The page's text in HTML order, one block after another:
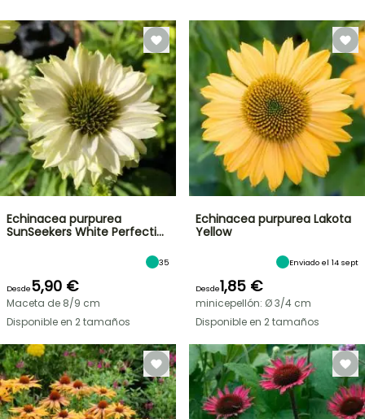
Echinacea purpurea
SunSeekers White Perfecti…
35
Desde5,90 €
Maceta de 8/9 cm
Disponible en 2 tamaños
Echinacea purpurea Lakota
Yellow
Enviado el 14 sept
Desde1,85 €
minicepellón: Ø 3/4 cm
Disponible en 2 tamaños